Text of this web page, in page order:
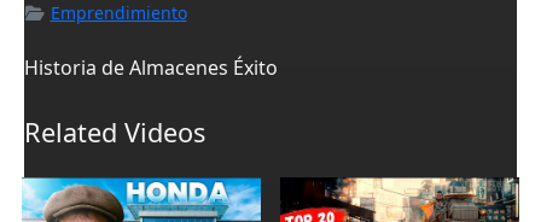
Emprendimiento
Historia de Almacenes Éxito
Related Videos